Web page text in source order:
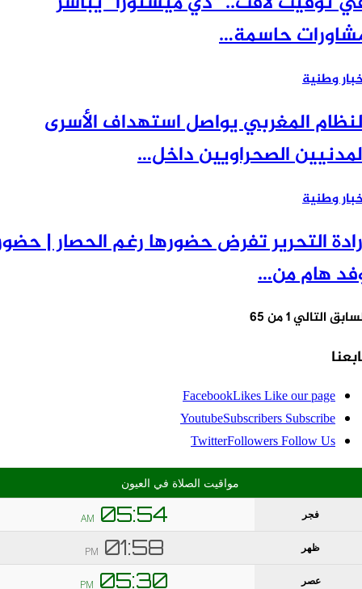
حاسمة…
وطنية
المغربي يواصل استهداف الأسرى
الصحراويين داخل…
وطنية
التحرير تفرض حضورها رغم الحصار | حضور
هام من…
التالي1 من 65
FacebookLikesLike our page
YoutubeSubscribersSubscribe
TwitterFollowersFollow Us